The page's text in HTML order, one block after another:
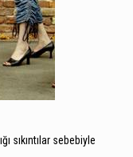
sıkıntılar sebebiyle